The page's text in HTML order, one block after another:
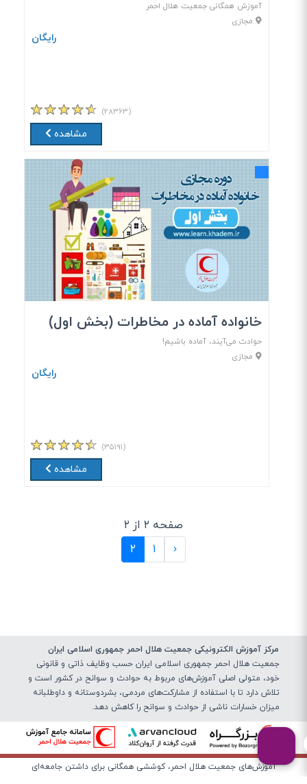
آموزش‌ همگانی جمعیت هلال احمر
مجازی
رایگان
(۲۸۳۶۳)
مشاهده
خانواده آماده در مخاطرات (بخش اول)
حوادث می‌آیند، آماده باشیم!
مجازی
رایگان
(۳۵۱۹۱)
مشاهده
صفحه ۲ از ۲
‹
۱ ۲
(current)
مرکز آموزش الکترونیکی جمعیت هلال احمر جمهوری اسلامی ایران
جمعیت هلال احمر جمهوری اسلامی ایران حسب وظایف ذاتی و قانونی
خود، متولی اصلی آموزش‌های مربوط به حوادث و سوانح در کشور است و
تلاش دارد تا با استفاده از مشارکت‌های مردمی، بشردوستانه و داوطلبانه
میزان خسارات ناشی از حوادث و سوانح را کاهش دهد.
آموزش‌های جمعیت هلال احمر، کوششی همگانی برای داشتن جامعه‌ای